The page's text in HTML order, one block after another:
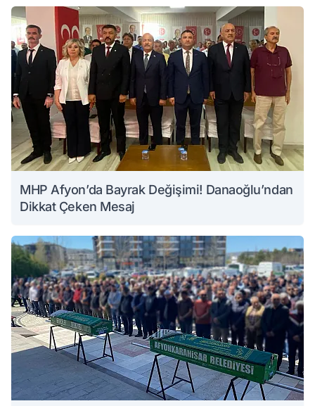
MHP Afyon’da Bayrak Değişimi! Danaoğlu’ndan
Dikkat Çeken Mesaj